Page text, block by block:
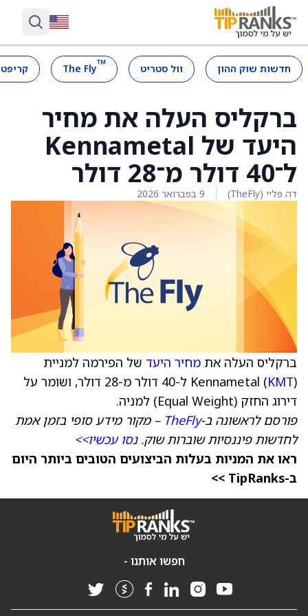
חדשות שוק ההון וול סטריט ™
The Fly
ברקליס העלה את מחיר
היעד של Kennametal
ל־40 דולר מ־28 דולר
דה פליי (TheFly) 9 בפברואר 2026
ברקליס העלה את מחיר היעד של הפירמה למניית
Kennametal (KMT
) ל-40 דולר מ-28 דולר, ושומר על
דירוג החזק (Equal Weight) למניה.
פורסם לראשונה ב-TheFly – מקור מידע סופי בזמן אמת
לחדשות פיננסיות שוברות שוק.נסו עכשיו>>
ראו את המניות בעלות הביצועים הטובים ביותר היום
ב-TipRanks >>
חפשו אותנו -